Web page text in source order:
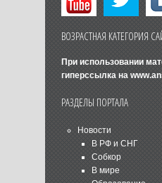
ВОЗРАСТНАЯ КАТЕГОРИЯ
При использовании
гиперссылка на
РАЗДЕЛЫ ПОРТАЛА
Новости
В РФ и СНГ
Собкор
В мире